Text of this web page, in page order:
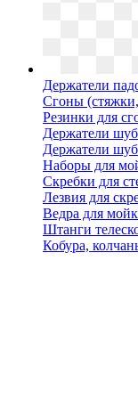
Держатели
Сгоны
Резинки для
Держатели
Держатели
Наборы для
Скребки для
Лезвия для
Ведра для
Штанги
Кобура,